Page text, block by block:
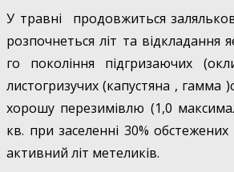
У травні продовжиться
розпочнеться літ та відкладання
го покоління підгризаючих
листогризучих (капустяна , гамма
хорошу перезимівлю (1,0
кв. при заселенні 30%
активний літ метеликів.